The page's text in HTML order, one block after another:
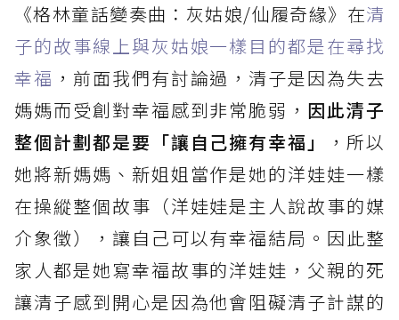
《格林童話變奏曲：灰姑娘/仙履奇緣》在清
子的故事線上與灰姑娘一樣目的都是在尋找
幸福 ，前面我們有討論過，清子是因為失去
媽媽而受創對幸福感到非常脆弱， 因此清子
整個計劃都是要「讓自己擁有幸福」
，所以
她將新媽媽、新姐姐當作是她的洋娃娃一樣
在操縱整個故事（洋娃娃是主人說故事的媒
介象徵），讓自己可以有幸福結局。因此整
家人都是她寫幸福故事的洋娃娃，父親的死
讓清子感到開心是因為他會阻礙清子計謀的